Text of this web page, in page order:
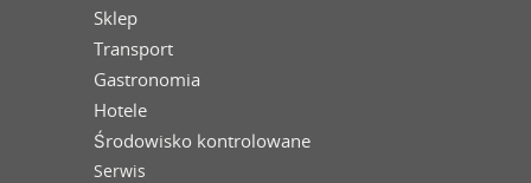
Sklep
Transport
Gastronomia
Hotele
Środowisko kontrolowane
Serwis